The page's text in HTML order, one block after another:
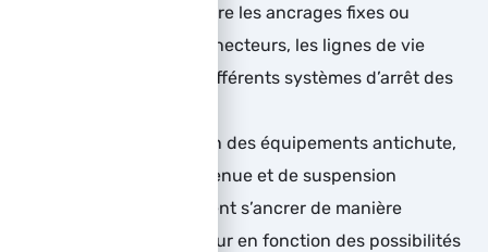
Identifier et connaître les ancrages fixes ou
provisoires, les connecteurs, les lignes de vie
Savoir utiliser les différents systèmes d’arrêt des
Maîtriser l’utilisation des équipements antichute,
de maintien, de retenue et de suspension
Savoir où et comment s’ancrer de manière
provisoire en hauteur en fonction des possibilités